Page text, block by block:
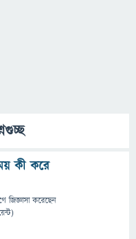
কী করে
জিজ্ঞাসাকরেছেন